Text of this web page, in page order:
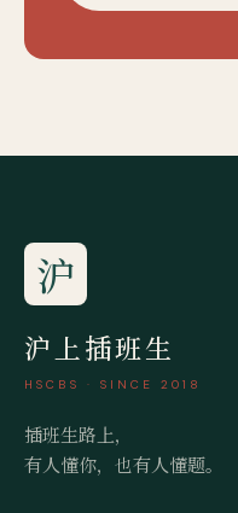
沪
沪上插班生
HSCBS · SINCE 2018
插班生路上，
有人懂你，也有人懂题。